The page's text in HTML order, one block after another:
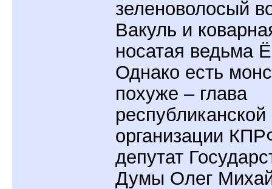
зеленоволосый
Вакуль и
носатая ведьма
Однако есть
похуже – глава
республиканской
организации
депутат
Думы Олег